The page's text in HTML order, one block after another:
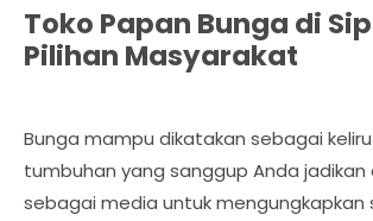
Toko Papan Bunga di
Pilihan Masyarakat
Bunga mampu dikatakan sebagai
tumbuhan yang sanggup Anda jadikan
sebagai media untuk mengungkapkan